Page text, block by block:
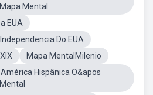
Mental
EUA
Do EUA
Mapa MentalMilenio
Hispânica O&apos